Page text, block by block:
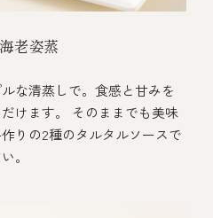
老姿蒸
な清蒸しで。食感と甘みを
けます。 そのままでも美味
りの2種のタルタルソースで
。